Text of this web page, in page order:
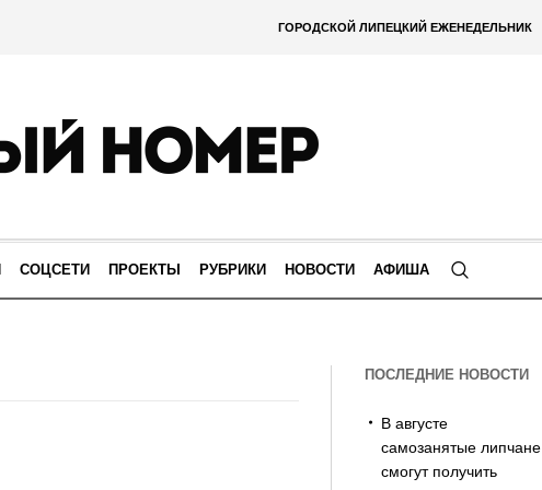
ГОРОДСКОЙ ЛИПЕЦКИЙ ЕЖЕНЕДЕЛЬНИК
СОЦСЕТИ ПРОЕКТЫ РУБРИКИ НОВОСТИ АФИША
ПОСЛЕДНИЕ НОВОСТИ
В августе
самозанятые липчане
смогут получить